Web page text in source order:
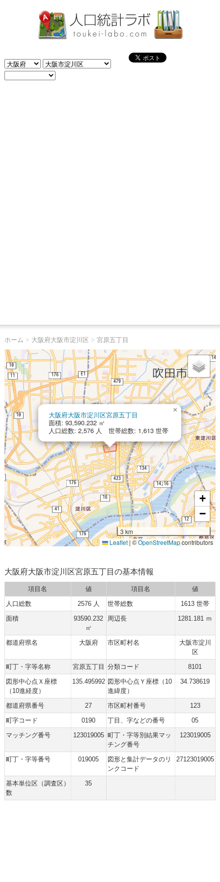
ホーム > 大阪府大阪市淀川区 > 宮原五丁目
大阪府大阪市淀川区宮原五丁目
面積: 93,590.232 ㎡
人口総数: 2,576 人 世帯総数: 1,613 世帯
×
+
−
3 km
Leaflet | ©OpenStreetMapcontributors
大阪府大阪市淀川区宮原五丁目の基本情報
項目名 値 項目名
値
人口総数
2576 人 世帯総数
1613 世帯
面積
93590.232
㎡
周辺長 1281.181 ｍ
都道府県名 大阪府 市区町村名
大阪市淀川
区
町丁・字等名称
宮原五丁目 分類コード
8101
図形中心点Ｘ座標
（10進経度）
135.495992 図形中心点Ｙ座標（10
進緯度）
34.738619
都道府県番号 27 市区町村番号
123
町字コード
0190 丁目、字などの番号
05
マッチング番号
123019005 町丁・字等別結果マッ
チング番号
123019005
町丁・字等番号 019005
図形と集計データのリ
ンクコード
27123019005
基本単位区（調査区）
数
35